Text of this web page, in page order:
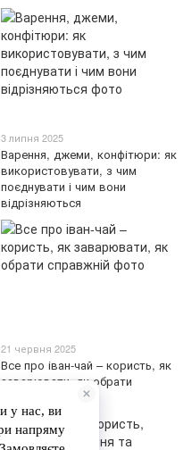
3 липня 2025
Варення, джеми, конфітюри: як
використовувати, з чим
поєднувати і чим вони
відрізняються
21 червня 2025
Все про іван-чай – користь, як
заварювати, як обрати